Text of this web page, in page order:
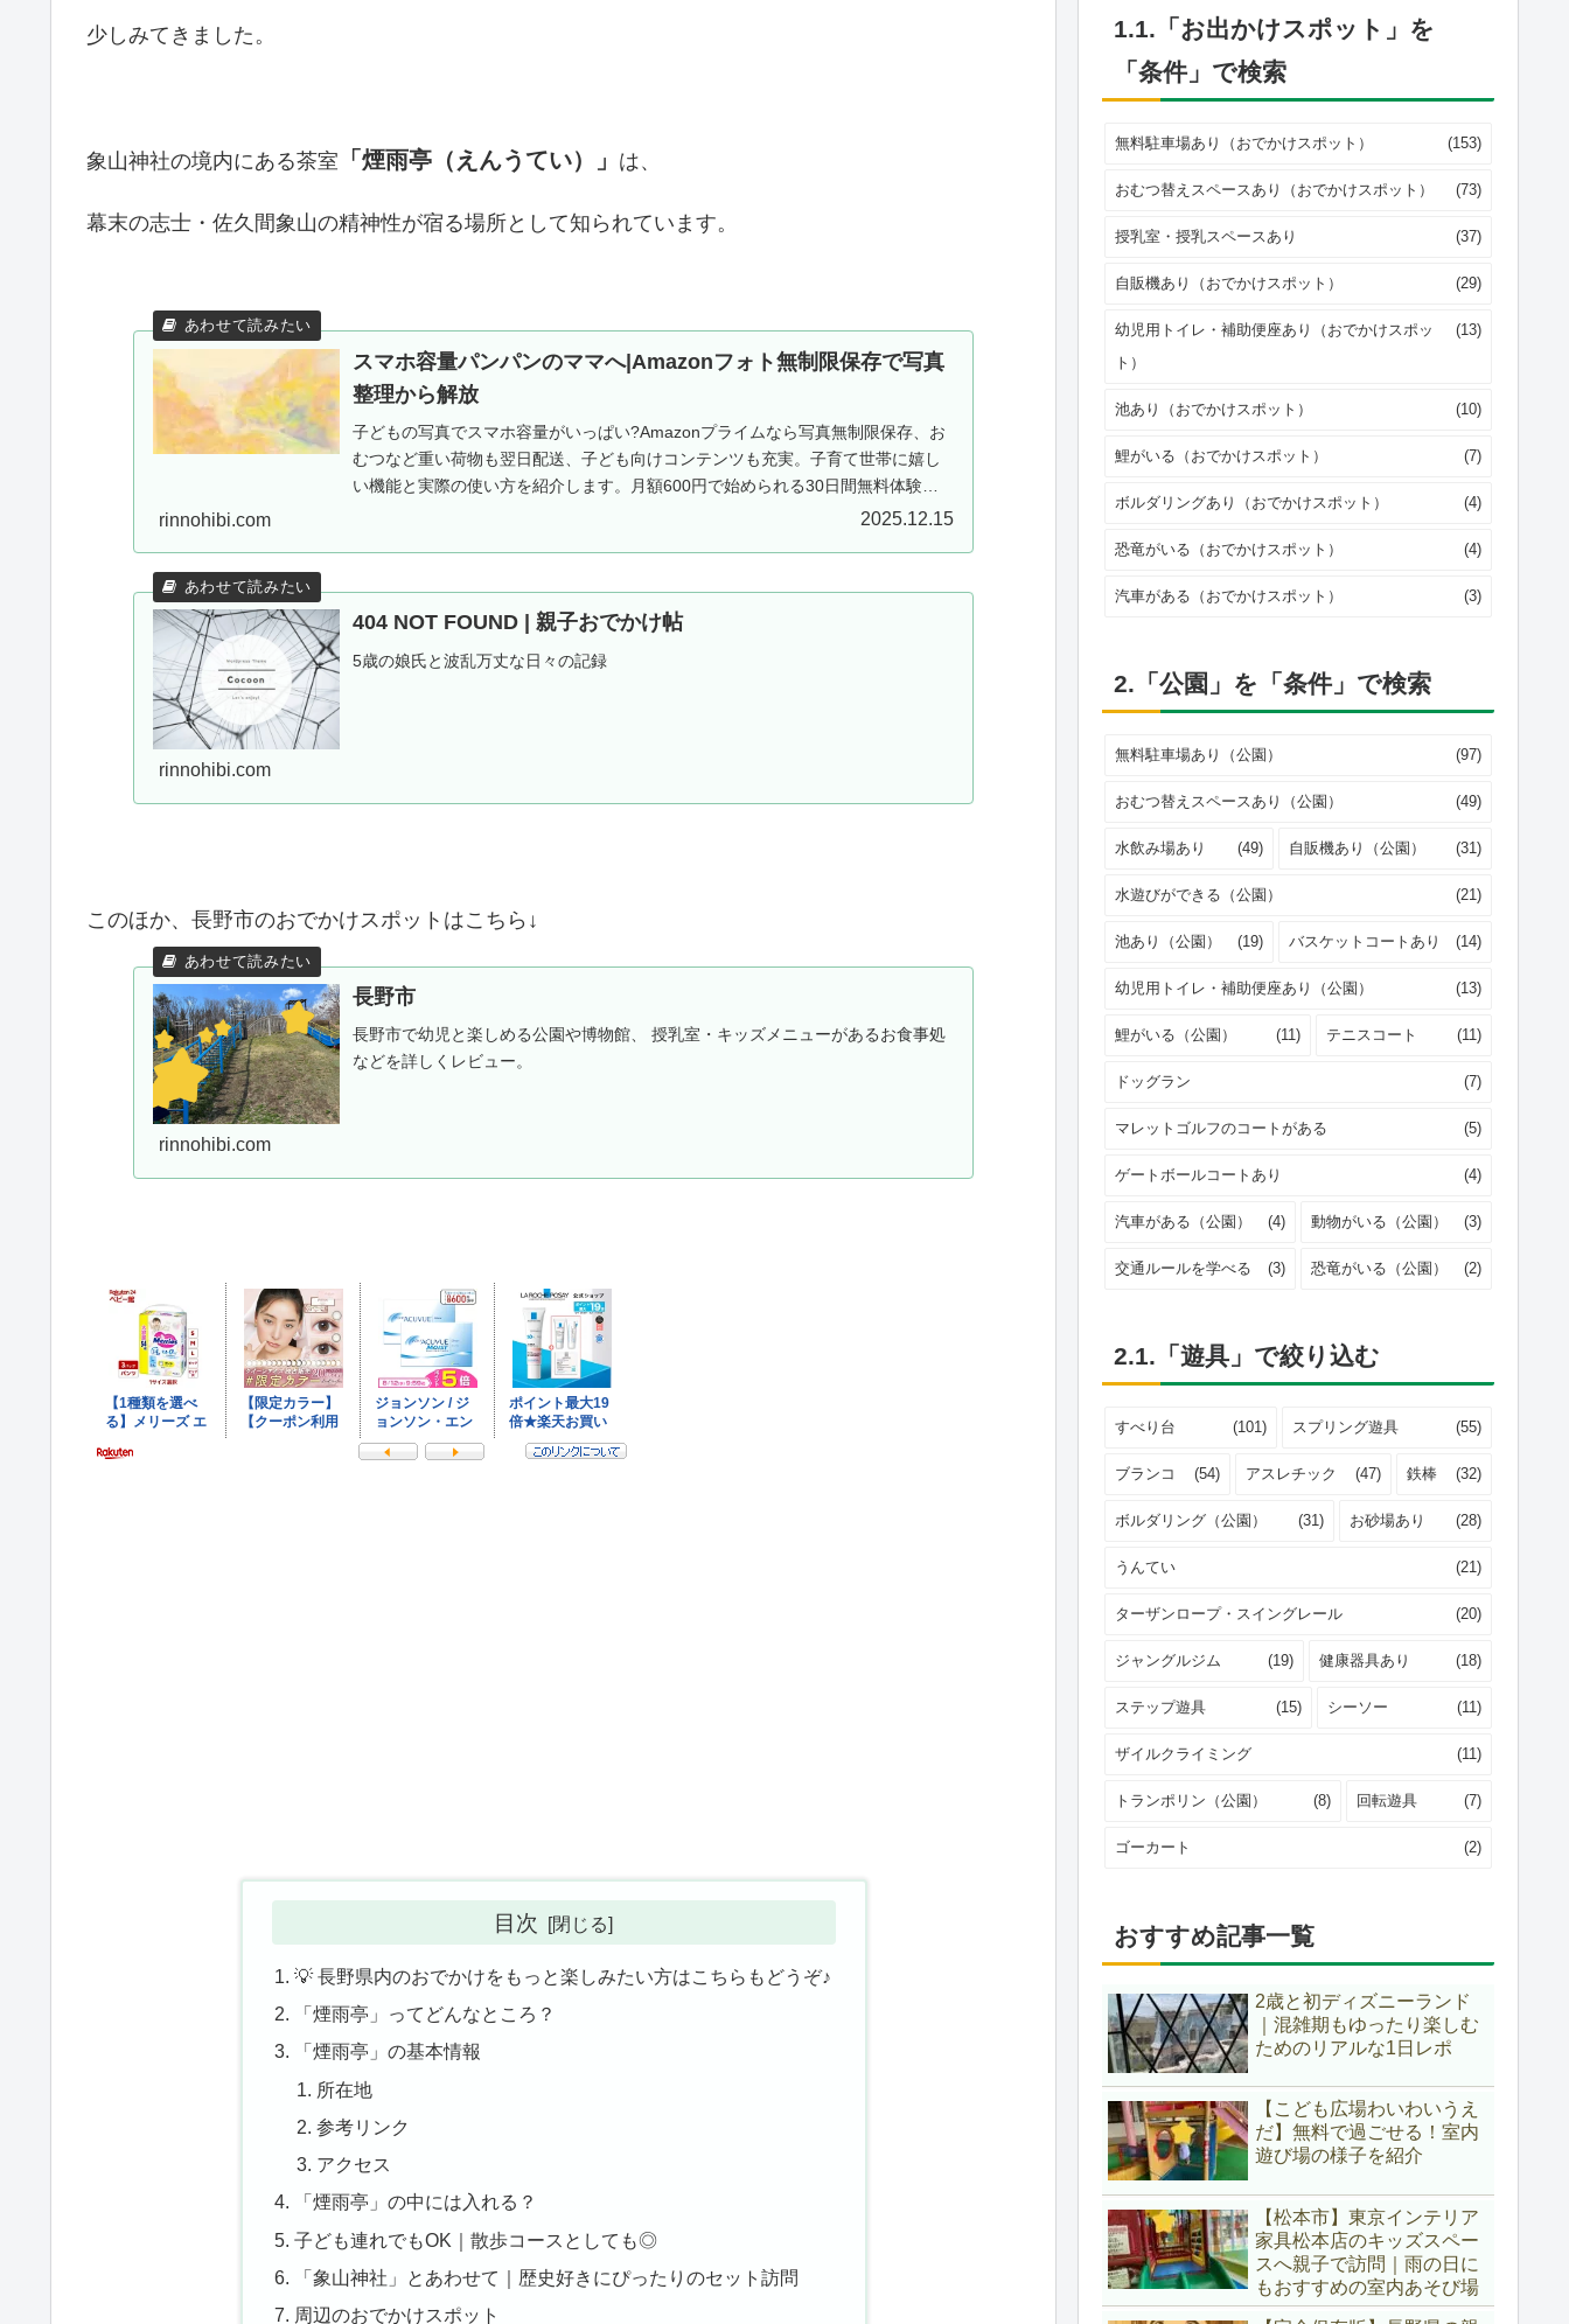
少しみてきました。
象山神社の境内にある茶室 「煙雨亭（えんうてい）」 は、
幕末の志士・佐久間象山の精神性が宿る場所として知られています。
スマホ容量パンパンのママへ|Amazonフォト無制限保存で写真
整理から解放
子どもの写真でスマホ容量がいっぱい?Amazonプライムなら写真無制限保存、お
むつなど重い荷物も翌日配送、子ども向けコンテンツも充実。子育て世帯に嬉し
い機能と実際の使い方を紹介します。月額600円で始められる30日間無料体験実
rinnohibi.com 2025.12.15
404 NOT FOUND | 親子おでかけ帖
5歳の娘氏と波乱万丈な日々の記録
rinnohibi.com
このほか、長野市のおでかけスポットはこちら↓
長野市
長野市で幼児と楽しめる公園や博物館、 授乳室・キッズメニューがあるお食事処
などを詳しくレビュー。
rinnohibi.com
目次
💡 長野県内のおでかけをもっと楽しみたい方はこちらもどうぞ♪
「煙雨亭」ってどんなところ？
「煙雨亭」の基本情報
所在地
参考リンク
アクセス
「煙雨亭」の中には入れる？
子ども連れでもOK｜散歩コースとしても◎
「象山神社」とあわせて｜歴史好きにぴったりのセット訪問
周辺のおでかけスポット
1.1.「お出かけスポット」を
「条件」で検索
無料駐車場あり（おでかけスポット） (153)
おむつ替えスペースあり（おでかけスポット） (73)
授乳室・授乳スペースあり (37)
自販機あり（おでかけスポット） (29)
幼児用トイレ・補助便座あり（おでかけスポッ
ト）
(13)
池あり（おでかけスポット） (10)
鯉がいる（おでかけスポット） (7)
ボルダリングあり（おでかけスポット） (4)
恐竜がいる（おでかけスポット） (4)
汽車がある（おでかけスポット） (3)
2.「公園」を「条件」で検索
無料駐車場あり（公園） (97)
おむつ替えスペースあり（公園） (49)
水飲み場あり (49) 自販機あり（公園） (31)
水遊びができる（公園） (21)
池あり（公園） (19) バスケットコートあり (14)
幼児用トイレ・補助便座あり（公園） (13)
鯉がいる（公園） (11) テニスコート (11)
ドッグラン (7)
マレットゴルフのコートがある (5)
ゲートボールコートあり (4)
汽車がある（公園） (4) 動物がいる（公園） (3)
交通ルールを学べる (3) 恐竜がいる（公園） (2)
2.1.「遊具」で絞り込む
すべり台 (101) スプリング遊具 (55)
ブランコ (54) アスレチック (47) 鉄棒 (32)
ボルダリング（公園） (31) お砂場あり (28)
うんてい (21)
ターザンロープ・スイングレール (20)
ジャングルジム (19) 健康器具あり (18)
ステップ遊具 (15) シーソー (11)
ザイルクライミング (11)
トランポリン（公園） (8) 回転遊具 (7)
ゴーカート (2)
おすすめ記事一覧
2歳と初ディズニーランド
｜混雑期もゆったり楽しむ
ためのリアルな1日レポ
【こども広場わいわいうえ
だ】無料で過ごせる！室内
遊び場の様子を紹介
【松本市】東京インテリア
家具松本店のキッズスペー
スへ親子で訪問｜雨の日に
もおすすめの室内あそび場